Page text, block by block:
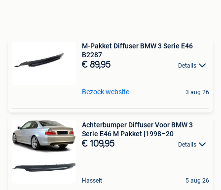
M-Pakket Diffuser BMW 3 Serie E46
B2287
€ 89,95 Details
Bezoek website 3 aug 26
Achterbumper Diffuser Voor BMW 3
Serie E46 M Pakket [1998–20
€ 109,95 Details
Hasselt 5 aug 26